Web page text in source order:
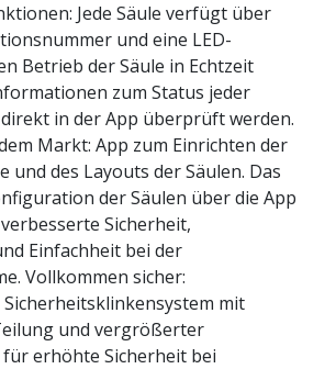
Jede Säule verfügt über
und eine LED-
Betrieb der Säule in Echtzeit
zum Status jeder
in der App überprüft werden.
Markt: App zum Einrichten der
und des Layouts der Säulen. Das
der Säulen über die App
Sicherheit,
Einfachheit bei der
Vollkommen sicher:
Sicherheitsklinkensystem mit
und vergrößerter
erhöhte Sicherheit bei